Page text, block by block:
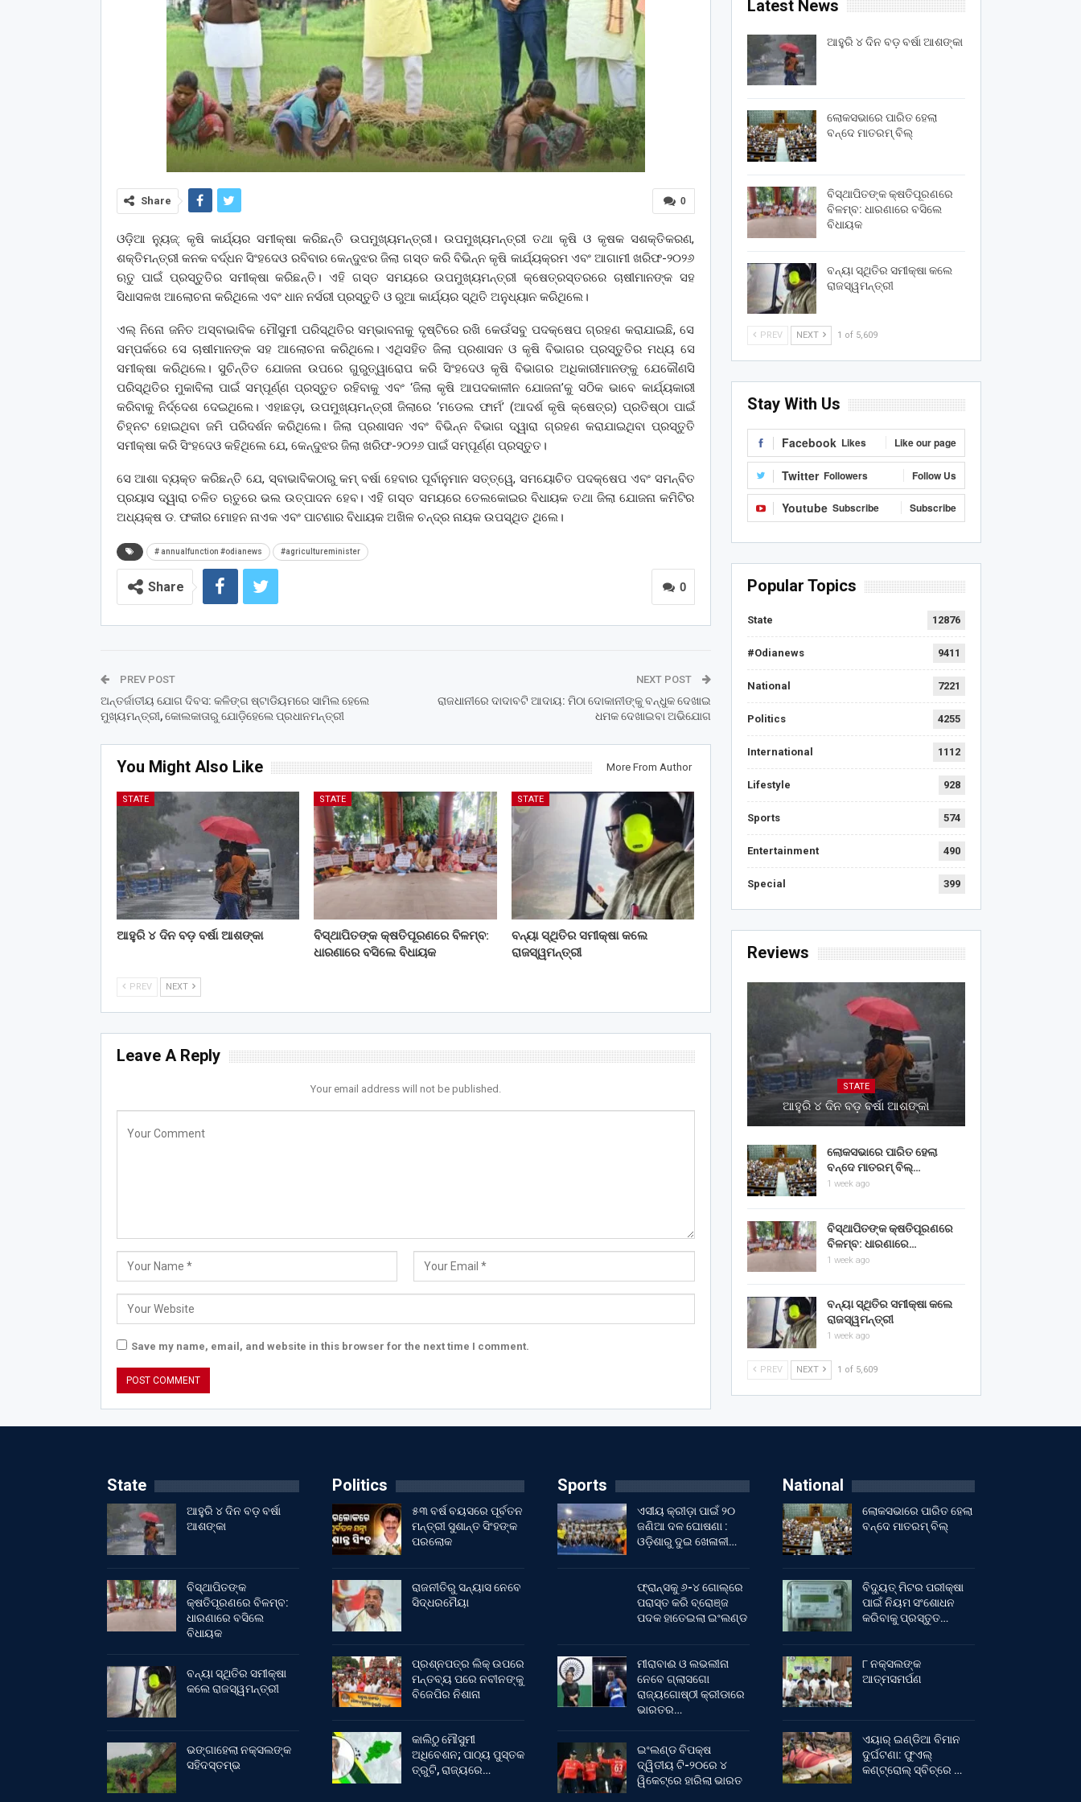
0
Share
ଓଡ଼ିଆ ନ୍ୟୁଜ୍: କୃଷି କାର୍ଯ୍ୟର ସମୀକ୍ଷା କରିଛନ୍ତି ଉପମୁଖ୍ୟମନ୍ତ୍ରୀ। ଉପମୁଖ୍ୟମନ୍ତ୍ରୀ ତଥା କୃଷି ଓ କୃଷକ ସଶକ୍ତିକରଣ,
ଶକ୍ତିମନ୍ତ୍ରୀ କନକ ବର୍ଦ୍ଧନ ସିଂହଦେଓ ରବିବାର କେନ୍ଦୁଝର ଜିଲା ଗସ୍ତ କରି ବିଭିନ୍ନ କୃଷି କାର୍ଯ୍ୟକ୍ରମ ଏବଂ ଆଗାମୀ ଖରିଫ-୨୦୨୬
ଋତୁ ପାଇଁ ପ୍ରସ୍ତୁତିର ସମୀକ୍ଷା କରିଛନ୍ତି। ଏହି ଗସ୍ତ ସମୟରେ ଉପମୁଖ୍ୟମନ୍ତ୍ରୀ କ୍ଷେତ୍ରସ୍ତରରେ ଚାଷୀମାନଙ୍କ ସହ
ସିଧାସଳଖ ଆଲୋଚନା କରିଥିଲେ ଏବଂ ଧାନ ନର୍ସରୀ ପ୍ରସ୍ତୁତି ଓ ରୁଆ କାର୍ଯ୍ୟର ସ୍ଥିତି ଅନୁଧ୍ୟାନ କରିଥିଲେ।
ଏଲ୍‌ ନିନୋ ଜନିତ ଅସ୍ବାଭାବିକ ମୌସୁମୀ ପରିସ୍ଥିତିର ସମ୍ଭାବନାକୁ ଦୃଷ୍ଟିରେ ରଖି କେଉଁସବୁ ପଦକ୍ଷେପ ଗ୍ରହଣ କରାଯାଇଛି, ସେ
ସମ୍ପର୍କରେ ସେ ଚାଷୀମାନଙ୍କ ସହ ଆଲୋଚନା କରିଥିଲେ। ଏଥିସହିତ ଜିଲା ପ୍ରଶାସନ ଓ କୃଷି ବିଭାଗର ପ୍ରସ୍ତୁତିର ମଧ୍ୟ ସେ
ସମୀକ୍ଷା କରିଥିଲେ। ସୁଚିନ୍ତିତ ଯୋଜନା ଉପରେ ଗୁରୁତ୍ୱାରୋପ କରି ସିଂହଦେଓ କୃଷି ବିଭାଗର ଅଧିକାରୀମାନଙ୍କୁ ଯେକୌଣସି
ପରିସ୍ଥିତିର ମୁକାବିଲା ପାଇଁ ସମ୍ପୂର୍ଣ୍ଣ ପ୍ରସ୍ତୁତ ରହିବାକୁ ଏବଂ ‘ଜିଲା କୃଷି ଆପଦକାଳୀନ ଯୋଜନା’କୁ ସଠିକ ଭାବେ କାର୍ଯ୍ୟକାରୀ
କରିବାକୁ ନିର୍ଦ୍ଦେଶ ଦେଇଥିଲେ। ଏହାଛଡ଼ା, ଉପମୁଖ୍ୟମନ୍ତ୍ରୀ ଜିଲାରେ ‘ମଡେଲ ଫାର୍ମ’ (ଆଦର୍ଶ କୃଷି କ୍ଷେତ୍ର) ପ୍ରତିଷ୍ଠା ପାଇଁ
ଚିହ୍ନଟ ହୋଇଥିବା ଜମି ପରିଦର୍ଶନ କରିଥିଲେ। ଜିଲା ପ୍ରଶାସନ ଏବଂ ବିଭିନ୍ନ ବିଭାଗ ଦ୍ୱାରା ଗ୍ରହଣ କରାଯାଇଥିବା ପ୍ରସ୍ତୁତି
ସମୀକ୍ଷା କରି ସିଂହଦେଓ କହିଥିଲେ ଯେ, କେନ୍ଦୁଝର ଜିଲା ଖରିଫ-୨୦୨୬ ପାଇଁ ସମ୍ପୂର୍ଣ୍ଣ ପ୍ରସ୍ତୁତ।
ସେ ଆଶା ବ୍ୟକ୍ତ କରିଛନ୍ତି ଯେ, ସ୍ବାଭାବିକଠାରୁ କମ୍‌ ବର୍ଷା ହେବାର ପୂର୍ବାନୁମାନ ସତ୍ତ୍ୱେ, ସମୟୋଚିତ ପଦକ୍ଷେପ ଏବଂ ସମନ୍ବିତ
ପ୍ରୟାସ ଦ୍ୱାରା ଚଳିତ ଋତୁରେ ଭଲ ଉତ୍ପାଦନ ହେବ। ଏହି ଗସ୍ତ ସମୟରେ ତେଲକୋଇର ବିଧାୟକ ତଥା ଜିଲା ଯୋଜନା କମିଟିର
ଅଧ୍ୟକ୍ଷ ଡ. ଫକୀର ମୋହନ ନାଏକ ଏବଂ ପାଟଣାର ବିଧାୟକ ଅଖିଳ ଚନ୍ଦ୍ର ନାୟକ ଉପସ୍ଥିତ ଥିଲେ।
# annualfunction #odianews #agricultureminister
0
Share
PREV POST
ଅନ୍ତର୍ଜାତୀୟ ଯୋଗ ଦିବସ: କଳିଙ୍ଗ ଷ୍ଟାଡିୟମରେ ସାମିଲ ‌ହେଲେ
ମୁଖ୍ୟମନ୍ତ୍ରୀ, କୋଲକାତାରୁ ଯୋଡ଼ିହେଲେ ପ୍ରଧାନମନ୍ତ୍ରୀ
NEXT POST
ରାଜଧାନୀରେ ଦାଦାବଟି ଆଦାୟ: ମିଠା ଦୋକାନୀଙ୍କୁ ବନ୍ଧୁକ ଦେଖାଇ
ଧମକ ଦେଖାଇବା ଅଭିଯୋଗ
You Might Also Like More From Author
STATE
ଆହୁରି ୪ ଦିନ ବଡ଼ ବର୍ଷା ଆଶଙ୍କା
STATE
ବିସ୍ଥାପିତଙ୍କ କ୍ଷତିପୂରଣରେ ବିଳମ୍ବ:
ଧାରଣାରେ ବସିଲେ ବିଧାୟକ
STATE
ବନ୍ୟା ସ୍ଥିତିର ସମୀକ୍ଷା କଲେ
ରାଜସ୍ୱମନ୍ତ୍ରୀ
PREV NEXT
Leave A Reply
Your email address will not be published.
Save my name, email, and website in this browser for the next time I comment.
Latest News
ଆହୁରି ୪ ଦିନ ବଡ଼ ବର୍ଷା ଆଶଙ୍କା
ଲୋକସଭାରେ ପାରିତ ହେଲା
ବନ୍ଦେ ମାତରମ୍‌ ବିଲ୍‌
ବିସ୍ଥାପିତଙ୍କ କ୍ଷତିପୂରଣରେ
ବିଳମ୍ବ: ଧାରଣାରେ ବସିଲେ
ବିଧାୟକ
ବନ୍ୟା ସ୍ଥିତିର ସମୀକ୍ଷା କଲେ
ରାଜସ୍ୱମନ୍ତ୍ରୀ
PREV NEXT 1 of 5,609
Stay With Us
Facebook Likes Like our page
Twitter Followers Follow Us
Youtube Subscribe Subscribe
Popular Topics
State 12876
#Odianews 9411
National 7221
Politics 4255
International 1112
Lifestyle 928
Sports 574
Entertainment 490
Special 399
Reviews
STATE
ଆହୁରି ୪ ଦିନ ବଡ଼ ବର୍ଷା ଆଶଙ୍କା
ଲୋକସଭାରେ ପାରିତ ହେଲା
ବନ୍ଦେ ମାତରମ୍‌ ବିଲ୍‌…
1 week ago
ବିସ୍ଥାପିତଙ୍କ କ୍ଷତିପୂରଣରେ
ବିଳମ୍ବ: ଧାରଣାରେ…
1 week ago
ବନ୍ୟା ସ୍ଥିତିର ସମୀକ୍ଷା କଲେ
ରାଜସ୍ୱମନ୍ତ୍ରୀ
1 week ago
PREV NEXT 1 of 5,609
State
ଆହୁରି ୪ ଦିନ ବଡ଼ ବର୍ଷା
ଆଶଙ୍କା
ବିସ୍ଥାପିତଙ୍କ
କ୍ଷତିପୂରଣରେ ବିଳମ୍ବ:
ଧାରଣାରେ ବସିଲେ
ବିଧାୟକ
ବନ୍ୟା ସ୍ଥିତିର ସମୀକ୍ଷା
କଲେ ରାଜସ୍ୱମନ୍ତ୍ରୀ
ଭଙ୍ଗାହେଲା ନକ୍ସଲଙ୍କ
ସହିଦସ୍ତମ୍ଭ
Politics
୫୩ ବର୍ଷ ବୟସରେ ପୂର୍ବତନ
ମନ୍ତ୍ରୀ ସୁଶାନ୍ତ ସିଂହଙ୍କ
ପରଲୋକ
ରାଜନୀତିରୁ ସନ୍ୟାସ ନେବେ
ସିଦ୍ଧରମୈୟା
ପ୍ରଶ୍ନପତ୍ର ଲିକ୍ ଉପରେ
ମନ୍ତବ୍ୟ ପରେ ନବୀନଙ୍କୁ
ବିଜେପିର ନିଶାନା
କାଲିଠୁ ମୌସୁମୀ
ଅଧିବେଶନ; ପାଠ୍ୟ ପୁସ୍ତକ
ତ୍ରୁଟି, ରାଜ୍ୟରେ…
Sports
ଏସୀୟ କ୍ରୀଡ଼ା ପାଇଁ ୨୦
ଜଣିଆ ଦଳ ଘୋଷଣା :
ଓଡ଼ିଶାରୁ ଦୁଇ ଖେଳାଳୀ…
ଫ୍ରାନ୍ସକୁ ୬-୪ ଗୋଲ୍‌ରେ
ପରାସ୍ତ କରି ବ୍ରୋଞ୍ଜ
ପଦକ ହାତେଇଲା ଇଂଲଣ୍ଡ
ମୀରାବାଈ ଓ ଲଭଲୀନା
ନେବେ ଗ୍ଲାସଗୋ
ରାଜ୍ୟଗୋଷ୍ଠୀ କ୍ରୀଡାରେ
ଭାରତର…
ଇଂଲଣ୍ଡ ବିପକ୍ଷ
ଦ୍ୱିତୀୟ ଟି-୨୦ରେ ୪
ୱିକେଟ୍‌ରେ ହାରିଲା ଭାରତ
National
ଲୋକସଭାରେ ପାରିତ ହେଲା
ବନ୍ଦେ ମାତରମ୍‌ ବିଲ୍‌
ବିଦ୍ୟୁତ୍ ମିଟର ପରୀକ୍ଷା
ପାଇଁ ନିୟମ ସଂଶୋଧନ
କରିବାକୁ ପ୍ରସ୍ତୁତ…
୮ ନକ୍ସଲଙ୍କ
ଆତ୍ମସମର୍ପଣ
ଏୟାର୍ ଇଣ୍ଡିଆ ବିମାନ
ଦୁର୍ଘଟଣା: ଫୁଏଲ୍‌
କଣ୍ଟ୍ରୋଲ୍‌ ସ୍ବିଚ୍‌ରେ …